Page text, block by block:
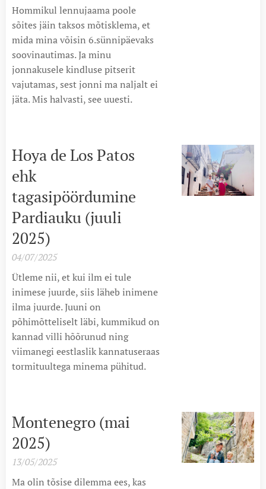
Hommikul lennujaama poole
sõites jäin taksos mõtisklema, et
mida mina võisin 6.sünnipäevaks
soovinautimas. Ja minu
jonnakusele kindluse pitserit
vajutamas, sest jonni ma naljalt ei
jäta. Mis halvasti, see uuesti.
Hoya de Los Patos
ehk
tagasipöördumine
Pardiauku (juuli
2025)
04/07/2025
Ütleme nii, et kui ilm ei tule
inimese juurde, siis läheb inimene
ilma juurde. Juuni on
põhimõtteliselt läbi, kummikud on
kannad villi hõõrunud ning
viimanegi eestlaslik kannatuseraas
tormituultega minema pühitud.
Montenegro (mai
2025)
13/05/2025
Ma olin tõsise dilemma ees, kas